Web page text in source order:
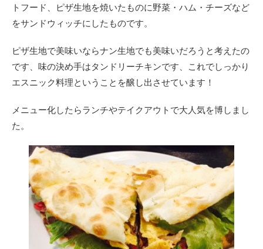
トフード、ピザ生地を焼いたものに野菜・ハム・チーズなど
をサンドウィッチにしたものです。
ピザ生地で美味いならナン生地でも美味いだろうと考えたの
です、味の決め手はタンドリーチキンです、これでしっかり
エスニック料理ということを醸し出させています！
メニュー化したらランチやテイクアウトで大人気を博しまし
た。